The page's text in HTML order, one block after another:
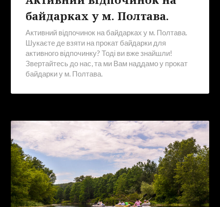
байдарках у м. Полтава.
Активний відпочинок на байдарках у м. Полтава.
Шукаєте де взяти на прокат байдарки для
активного відпочинку? Тоді ви вже знайшли!
Звертайтесь до нас, та ми Вам наддамо у прокат
байдарки у м. Полтава.